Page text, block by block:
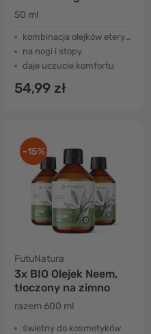
sprayu
50 ml
kombinacja olejków eterycznych
na nogi i stopy
daje uczucie komfortu
54,99 zł
-15%
FutuNatura
3x BIO Olejek Neem,
tłoczony na zimno
razem 600 ml
świetny do kosmetyków